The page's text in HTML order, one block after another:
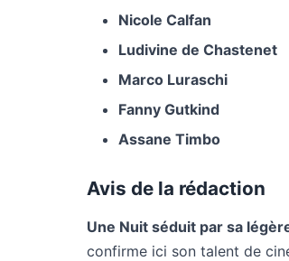
Nicole Calfan
Ludivine de Chastenet
Marco Luraschi
Fanny Gutkind
Assane Timbo
Avis de la rédaction
Une Nuit séduit par sa
confirme ici son talent de